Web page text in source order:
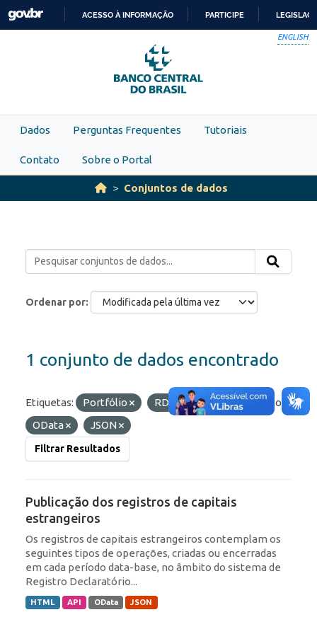
Skip to main content
PARA
O
CONTEÚDO
ACESSO À INFORMAÇÃO PARTICIPE
ENGLISH
Dados Perguntas Frequentes Tutoriais
Contato Sobre o Portal
Conjuntos de dados
Ordenar por
1 conjunto de dados encontrado
Etiquetas: Portfólio RDE IED
Formatos:
OData
JSON
Filtrar Resultados
Publicação dos registros de capitais
estrangeiros
Os registros de capitais estrangeiros contemplam os
seguintes tipos de operações, criadas ou encerradas
em cada período data-base, no âmbito do sistema de
Registro Declaratório...
HTML API OData JSON